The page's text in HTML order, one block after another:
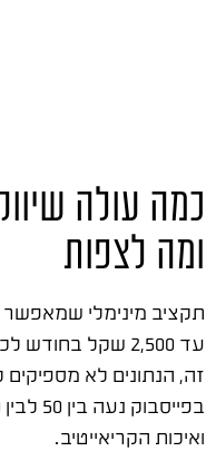
כמה עולה
ומה לצפות
עד 2,500 שקל
זה, הנתונים לא
ואיכות הקריאייטיב.